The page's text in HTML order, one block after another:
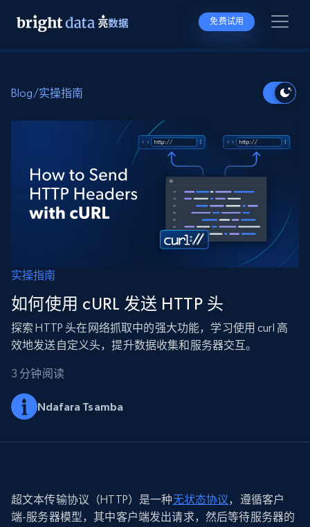
免费试用
Blog/实操指南
实操指南
如何使用 cURL 发送 HTTP 头
探索 HTTP 头在网络抓取中的强大功能，学习使用 curl 高
效地发送自定义头，提升数据收集和服务器交互。
3 分钟阅读
Ndafara Tsamba
超文本传输协议（HTTP）是一种无状态协议，遵循客户
端-服务器模型，其中客户端发出请求，然后等待服务器的